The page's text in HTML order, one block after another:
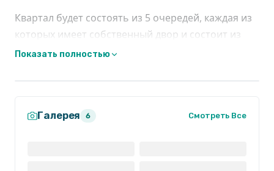
Квартал будет состоять из 5 очередей, каждая из
которых имеет собственный двор и состоит из
нескольких домов переменной этажности от 6 до
Показать полностью
Галерея 6 Смотреть Все